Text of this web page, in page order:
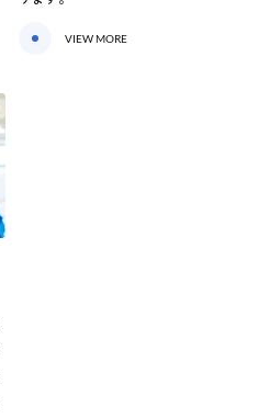
VIEW MORE